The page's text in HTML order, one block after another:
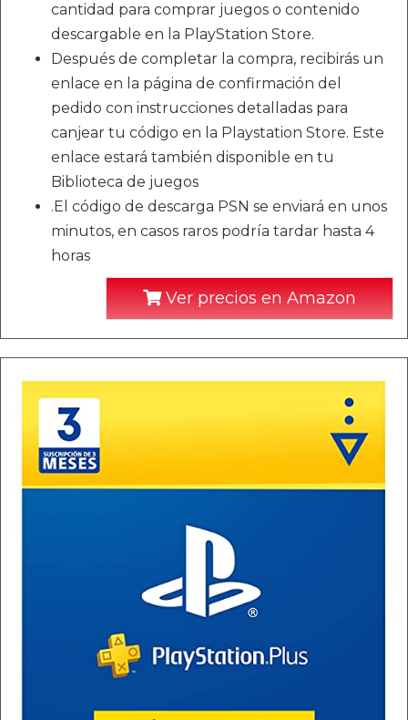
cantidad para comprar juegos o contenido
descargable en la PlayStation Store.
Después de completar la compra, recibirás un
enlace en la página de confirmación del
pedido con instrucciones detalladas para
canjear tu código en la Playstation Store. Este
enlace estará también disponible en tu
Biblioteca de juegos
.El código de descarga PSN se enviará en unos
minutos, en casos raros podría tardar hasta 4
horas
Ver precios en Amazon